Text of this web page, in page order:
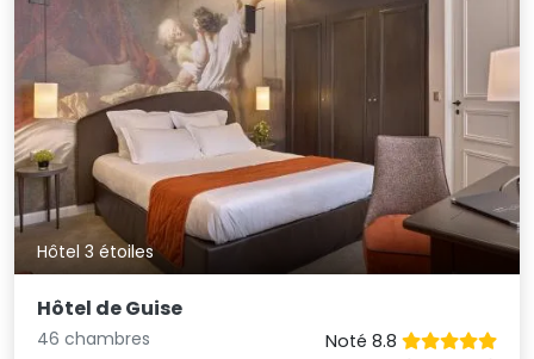
Hôtel 3 étoiles
Hôtel de Guise
46 chambres
Noté 8.8